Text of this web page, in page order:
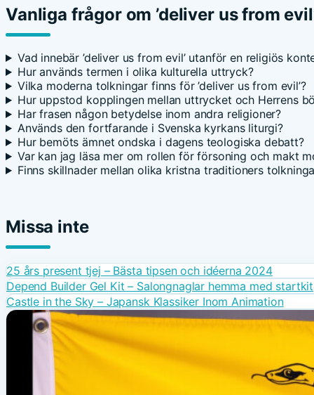
Vanliga frågor om ’deliver us from
Vad innebär ’deliver us from evil’ utanför en religiös
Hur används termen i olika kulturella uttryck?
Vilka moderna tolkningar finns för ’deliver us from evil’?
Hur uppstod kopplingen mellan uttrycket och Herrens
Har frasen någon betydelse inom andra religioner?
Används den fortfarande i Svenska kyrkans liturgi?
Hur bemöts ämnet ondska i dagens teologiska debatt?
Var kan jag läsa mer om rollen för försoning och makt
Finns skillnader mellan olika kristna traditioners
Missa inte
25 års present tjej – Bästa tipsen och idéerna 2024
Depend Builder Gel Kit – Salongnaglar hemma med startkit
Castle in the Sky – Japansk Klassiker Inom Animation